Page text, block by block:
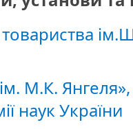
М.К.
наук України